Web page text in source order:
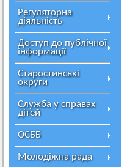
Регуляторна
діяльність
Доступ до публічної
інформації
Старостинські
округи
Служба у справах
дітей
ОСББ
Молодіжна рада